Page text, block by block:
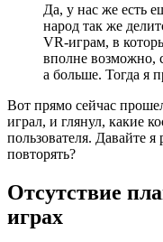
Да, у нас же есть
народ так же
VR-играм, в
вполне возможно,
а больше. Тогда я
Вот прямо сейчас
играл, и глянул, какие
пользователя. Давайте
повторять?
Отсутствие
играх